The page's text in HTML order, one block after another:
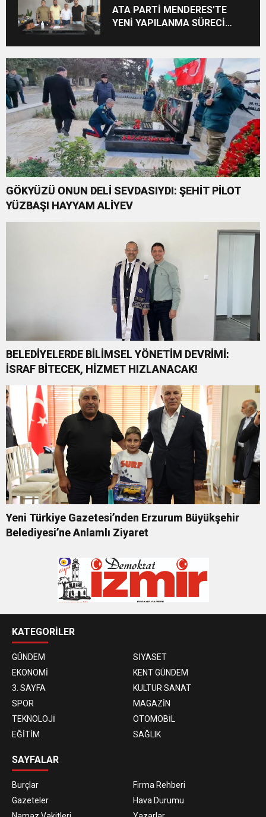
ATA PARTİ MENDERES’TE
YENİ YAPILANMA SÜRECİ
GÖKYÜZÜ ONUN DELİ SEVDASIYDI: ŞEHİT PİLOT
YÜZBAŞI HAYYAM ALİYEV
BELEDİYELERDE BİLİMSEL YÖNETİM DEVRİMİ:
İSRAF BİTECEK, HİZMET HIZLANACAK!
Yeni Türkiye Gazetesi’nden Erzurum Büyükşehir
Belediyesi’ne Anlamlı Ziyaret
KATEGORİLER
GÜNDEM
SİYASET
EKONOMİ
KENT GÜNDEM
3. SAYFA
KULTUR SANAT
SPOR
MAGAZİN
TEKNOLOJİ
OTOMOBİL
EĞİTİM
SAĞLIK
SAYFALAR
Burçlar
Firma Rehberi
Gazeteler
Hava Durumu